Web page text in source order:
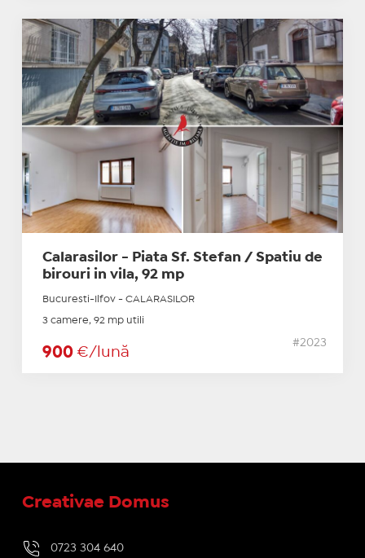
Calarasilor - Piata Sf. Stefan / Spatiu de
birouri in vila, 92 mp
Bucuresti-Ilfov - CALARASILOR
3 camere, 92 mp utili
900 €/lună
#2023
Creativae Domus
0723 304 640